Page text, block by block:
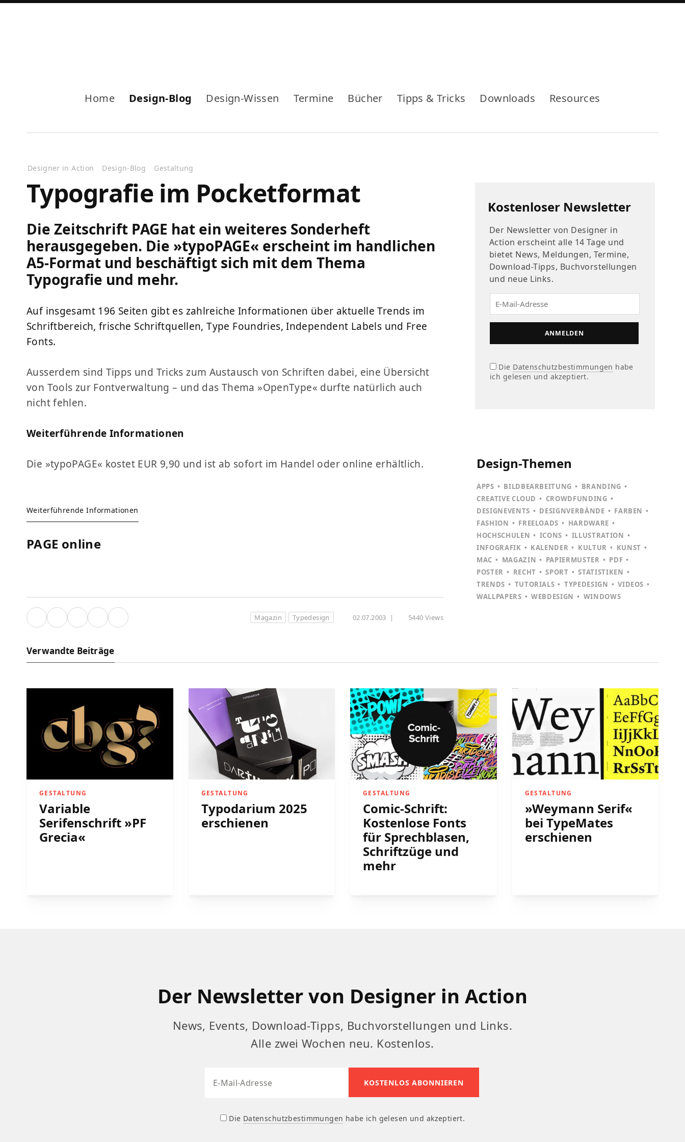
Home Design-Blog Design-Wissen Termine Bücher Tipps & Tricks Downloads Resources
Designer in Action Design-Blog Gestaltung
Typografie im Pocketformat
Die Zeitschrift PAGE hat ein weiteres Sonderheft
herausgegeben. Die »typoPAGE« erscheint im handlichen
A5-Format und beschäftigt sich mit dem Thema
Typografie und mehr.
Auf insgesamt 196 Seiten gibt es zahlreiche Informationen über aktuelle Trends im
Schriftbereich, frische Schriftquellen, Type Foundries, Independent Labels und Free
Fonts.
Ausserdem sind Tipps und Tricks zum Austausch von Schriften dabei, eine Übersicht
von Tools zur Fontverwaltung – und das Thema »OpenType« durfte natürlich auch
nicht fehlen.
Weiterführende Informationen
Die »typoPAGE« kostet EUR 9,90 und ist ab sofort im Handel oder online erhältlich.
Weiterführende Informationen
PAGE online
Magazin Typedesign 02.07.2003 | 5440 Views
Kostenloser Newsletter
Der Newsletter von Designer in
Action erscheint alle 14 Tage und
bietet News, Meldungen, Termine,
Download-Tipps, Buchvorstellungen
und neue Links.
Die Datenschutzbestimmungen habe
ich gelesen und akzeptiert.
Design-Themen
APPS BILDBEARBEITUNG
BRANDING
CREATIVE CLOUD
CROWDFUNDING
DESIGNEVENTS
DESIGNVERBÄNDE
FARBEN
FASHION
FREELOADS
HARDWARE
HOCHSCHULEN
ICONS
ILLUSTRATION
INFOGRAFIK
KALENDER KULTUR
KUNST
MAC
MAGAZIN PAPIERMUSTER
PDF
POSTER
RECHT SPORT
STATISTIKEN
TRENDS
TUTORIALS TYPEDESIGN
VIDEOS
WALLPAPERS
WEBDESIGN WINDOWS
Verwandte Beiträge
GESTALTUNG
Variable
Serifenschrift »PF
Grecia«
GESTALTUNG
Typodarium 2025
erschienen
GESTALTUNG
Comic-Schrift:
Kostenlose Fonts
für Sprechblasen,
Schriftzüge und
mehr
GESTALTUNG
»Weymann Serif«
bei TypeMates
erschienen
Der Newsletter von Designer in Action
News, Events, Download-Tipps, Buchvorstellungen und Links.
Alle zwei Wochen neu. Kostenlos.
Die Datenschutzbestimmungen habe ich gelesen und akzeptiert.